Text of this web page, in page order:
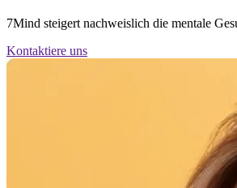
7Mind steigert nachweislich die mentale
Kontaktiere uns